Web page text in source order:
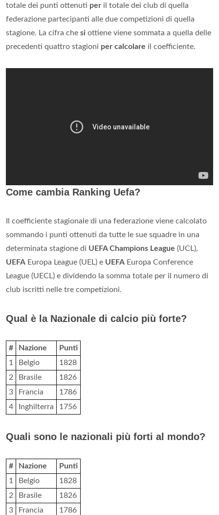
totale dei punti ottenuti per il totale dei club di quella
federazione partecipanti alle due competizioni di quella
stagione. La cifra che si ottiene viene sommata a quella delle
precedenti quattro stagioni per calcolare il coefficiente.
Come cambia Ranking Uefa?
Il coefficiente stagionale di una federazione viene calcolato
sommando i punti ottenuti da tutte le sue squadre in una
determinata stagione di UEFA Champions League (UCL),
UEFA Europa League (UEL) e UEFA Europa Conference
League (UECL) e dividendo la somma totale per il numero di
club iscritti nelle tre competizioni.
Qual è la Nazionale di calcio più forte?
# Nazione
Punti
1
Belgio
1828
2
Brasile
1826
3
Francia
1786
4
Inghilterra 1756
Quali sono le nazionali più forti al mondo?
# Nazione
Punti
1
Belgio
1828
2
Brasile
1826
3
Francia 1786